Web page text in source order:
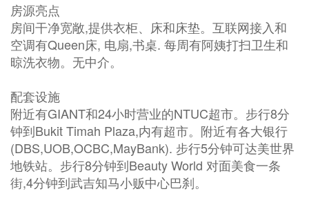
房源亮点
房间干净宽敞,提供衣柜、床和床垫。互联网接入和
空调有Queen床, 电扇,书桌. 每周有阿姨打扫卫生和
晾洗衣物。无中介。
配套设施
附近有GIANT和24小时营业的NTUC超市。步行8分
钟到Bukit Timah Plaza,内有超市。附近有各大银行
(DBS,UOB,OCBC,MayBank). 步行5分钟可达美世界
地铁站。步行8分钟到Beauty World 对面美食一条
街,4分钟到武吉知马小贩中心巴刹。